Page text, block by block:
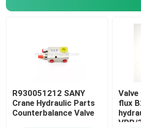
R930051212 SANY
Crane Hydraulic Parts
Counterbalance Valve
flux
VPR/